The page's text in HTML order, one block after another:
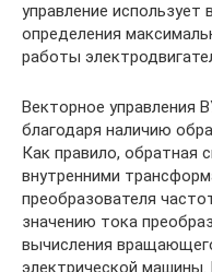
управление
определения
работы
Векторное управления
благодаря наличию
Как правило, обратная
внутренними
преобразователя
значению тока
вычисления
электрической машины.